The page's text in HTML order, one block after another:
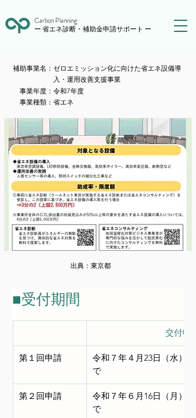
Carbon Planning
ー 省エネ診断・補助金申請サポート ー
​補助事業名： ゼロエミッション化に向けた省エネ設備導
入・運用改善支援事業
​事業年度： 令和7年度
​事業種類： 省エネ
出典： 東京都
■受付期間
交付申
第１回申請
令和７年４月23日（水）
で
第２回申請
令和７年６月16日（月）
で